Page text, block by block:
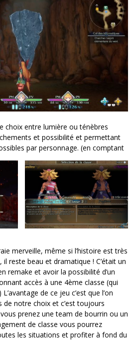
choix entre lumière ou ténèbres
et possibilité et permettant
par personnage. (en comptant
merveille, même si l’histoire est très
reste beau et dramatique ! C’était un
remake et avoir la possibilité d’un
accès à une 4ème classe (qui
de ce jeu c’est que l’on
notre choix et c’est toujours
prenez une team de bourrin ou un
de classe vous pourrez
les situations et profiter à fond du